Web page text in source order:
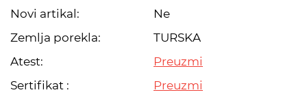
Novi artikal:
Ne
Zemlja porekla:
TURSKA
Atest:
Preuzmi
Sertifikat :
Preuzmi